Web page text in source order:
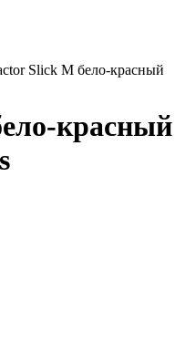
Slick M бело-красный
красный